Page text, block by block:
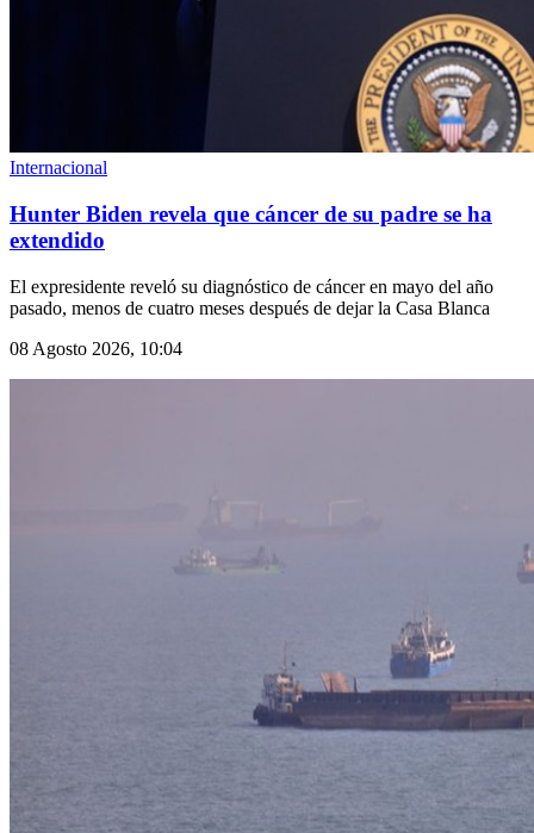
Internacional
Hunter Biden revela que cáncer de su padre se ha
extendido
El expresidente reveló su diagnóstico de cáncer en mayo del año
pasado, menos de cuatro meses después de dejar la Casa Blanca
08 Agosto 2026, 10:04